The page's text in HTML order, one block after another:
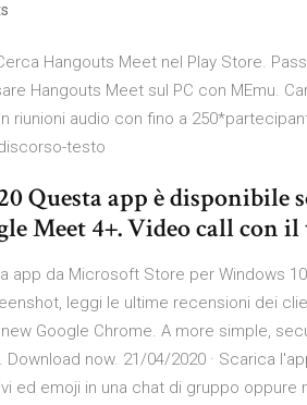
Hangouts Meet nel Play Store.
Hangouts Meet sul PC con MEmu.
riunioni audio con fino a
testo
Questa app è
Meet 4+. Video call con il
app da Microsoft Store per Windows
leggi le ultime recensioni dei
Google Chrome. A more simple,
Download now. 21/04/2020 · Scarica
ed emoji in una chat di gruppo